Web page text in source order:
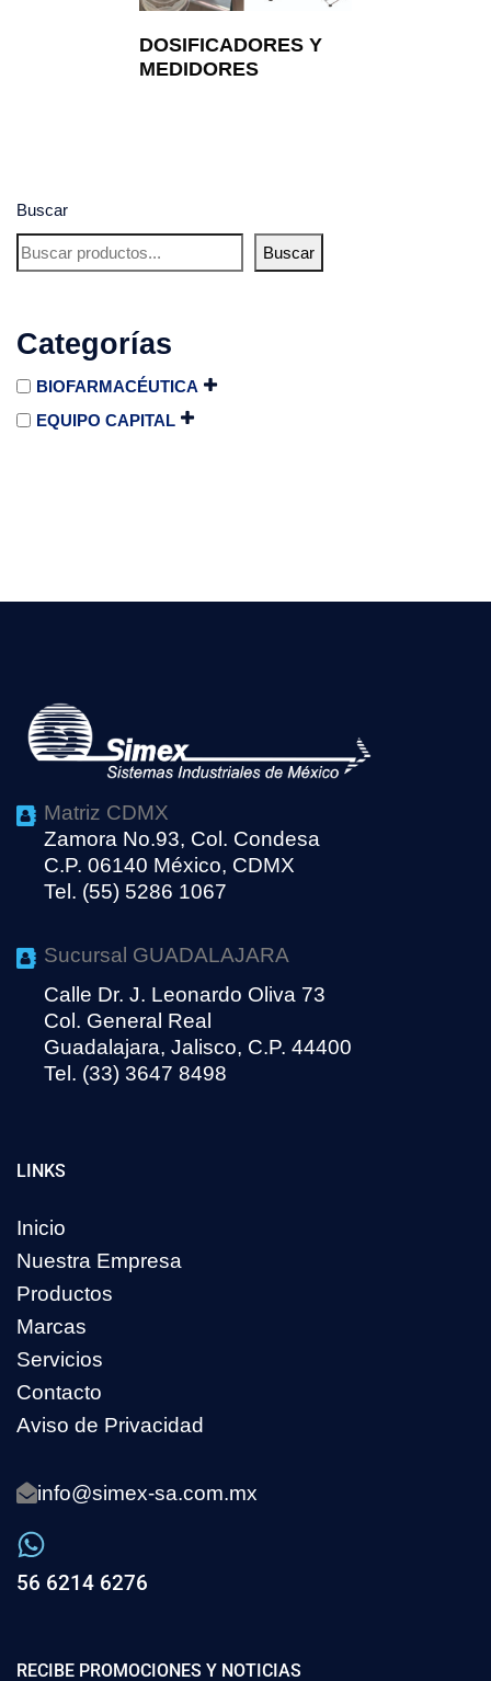
Buscar
Buscar
Categorías
BIOFARMACÉUTICA
EQUIPO CAPITAL
DOSIFICADORES Y
MEDIDORES
Matriz CDMX
Zamora No.93, Col. Condesa
C.P. 06140 México, CDMX
Tel. (55) 5286 1067
Sucursal GUADALAJARA
Calle Dr. J. Leonardo Oliva 73
Col. General Real
Guadalajara, Jalisco, C.P. 44400
Tel. (33) 3647 8498
LINKS
Inicio
Nuestra Empresa
Productos
Marcas
Servicios
Contacto
Aviso de Privacidad
info@simex-sa.com.mx
56 6214 6276
RECIBE PROMOCIONES Y NOTICIAS